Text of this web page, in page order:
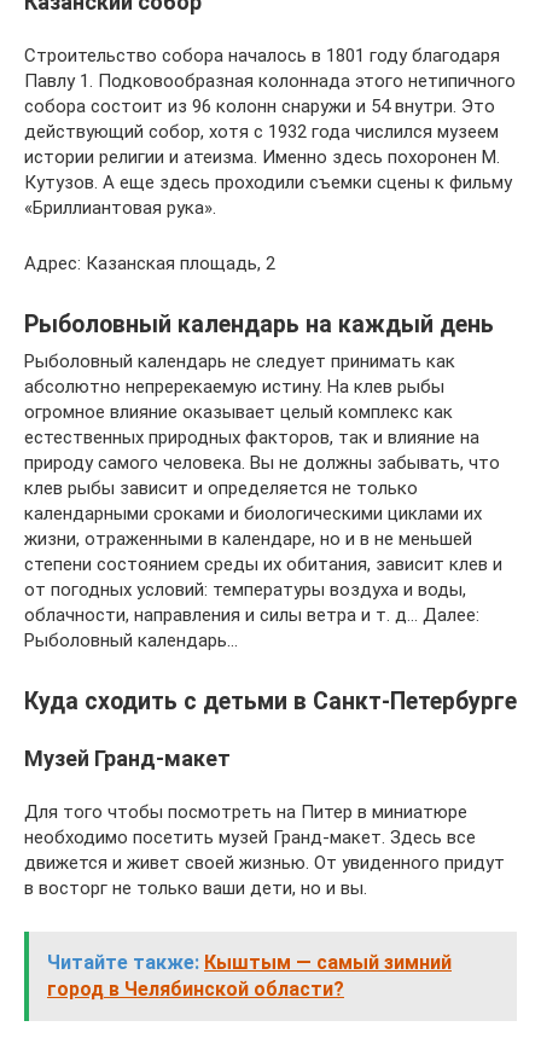
Строительство собора началось в 1801 году благодаря
Павлу 1. Подковообразная колоннада этого нетипичного
собора состоит из 96 колонн снаружи и 54 внутри. Это
действующий собор, хотя с 1932 года числился музеем
истории религии и атеизма. Именно здесь похоронен М.
Кутузов. А еще здесь проходили съемки сцены к фильму
«Бриллиантовая рука».
Адрес: Казанская площадь, 2
Рыболовный календарь на каждый день
Рыболовный календарь не следует принимать как
абсолютно непререкаемую истину. На клев рыбы
огромное влияние оказывает целый комплекс как
естественных природных факторов, так и влияние на
природу самого человека. Вы не должны забывать, что
клев рыбы зависит и определяется не только
календарными сроками и биологическими циклами их
жизни, отраженными в календаре, но и в не меньшей
степени состоянием среды их обитания, зависит клев и
от погодных условий: температуры воздуха и воды,
облачности, направления и силы ветра и т. д… Далее:
Рыболовный календарь…
Куда сходить с детьми в Санкт-Петербурге
Музей Гранд-макет
Для того чтобы посмотреть на Питер в миниатюре
необходимо посетить музей Гранд-макет. Здесь все
движется и живет своей жизнью. От увиденного придут
в восторг не только ваши дети, но и вы.
Читайте также: Кыштым — самый зимний
город в Челябинской области?